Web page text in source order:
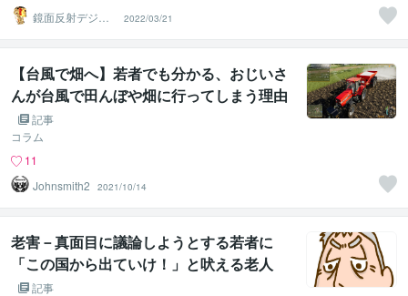
鏡面反射デジタ
ルアート製作所
（鈴木穣）
2022/03/21
【台風で畑へ】若者でも分かる、おじいさ
んが台風で田んぼや畑に行ってしまう理由
記事
コラム
11
Johnsmith2
2021/10/14
老害－真面目に議論しようとする若者に
「この国から出ていけ！」と吠える老人
記事